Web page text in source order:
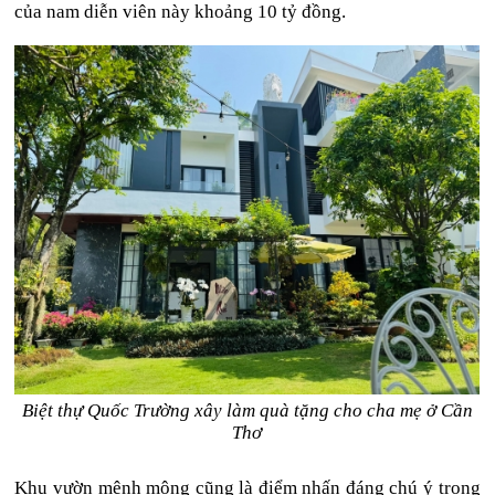
của nam diễn viên này khoảng 10 tỷ đồng.
Biệt thự Quốc Trường xây làm quà tặng cho cha mẹ ở Cần
Thơ
Khu vườn mênh mông cũng là điểm nhấn đáng chú ý trong